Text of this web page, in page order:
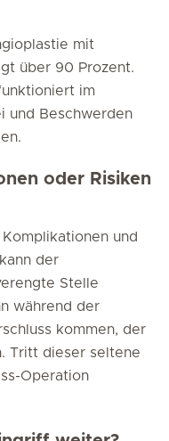
mit
über 90 Prozent.
im
und Beschwerden
oder Risiken
und
der
Stelle
während der
kommen, der
Tritt dieser seltene
Operation